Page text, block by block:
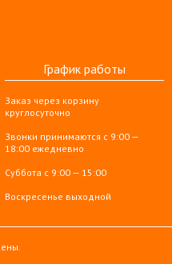
График работы
Заказ через корзину
круглосуточно
Звонки принимаются с 9:00 —
18:00 ежедневно
Суббота с 9:00 — 15:00
Воскресенье выходной